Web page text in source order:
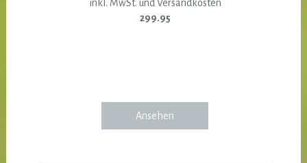
inkl. MwSt. und Versandkosten
299.95
Ansehen